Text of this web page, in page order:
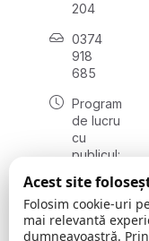
204
0374
918
685
Program
de lucru
cu
publicul:
08:00 -
16:30
, vineri:
Acest site
Folosim cookie-uri
mai relevantă
dumneavoastră.